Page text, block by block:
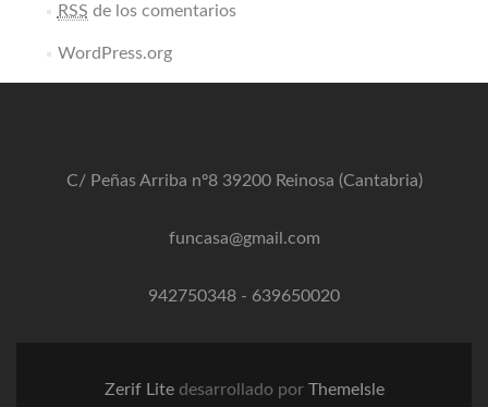
RSS de los comentarios
WordPress.org
C/ Peñas Arriba nº8 39200 Reinosa (Cantabria)
funcasa@gmail.com
942750348 - 639650020
Zerif Lite desarrollado por ThemeIsle